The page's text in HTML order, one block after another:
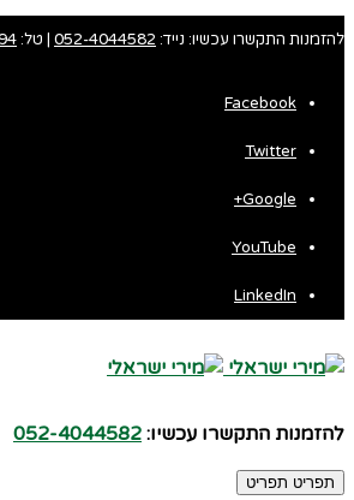
להזמנות התקשרו עכשיו: נייד: 052-4044582 | טל:
Facebook
Twitter
Google+
YouTube
LinkedIn
להזמנות התקשרו עכשיו: 052-4044582
תפריט תפריט